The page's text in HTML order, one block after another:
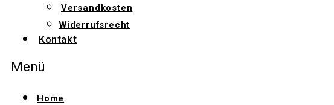
Versandkosten
Widerrufsrecht
Kontakt
Menü
Home